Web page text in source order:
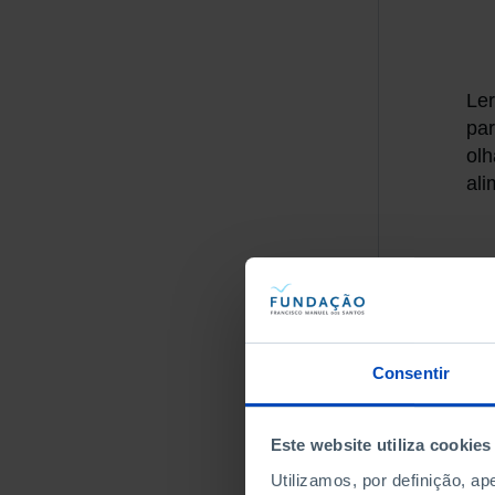
Consentir
Este website utiliza cookies
Utilizamos, por definição,
A